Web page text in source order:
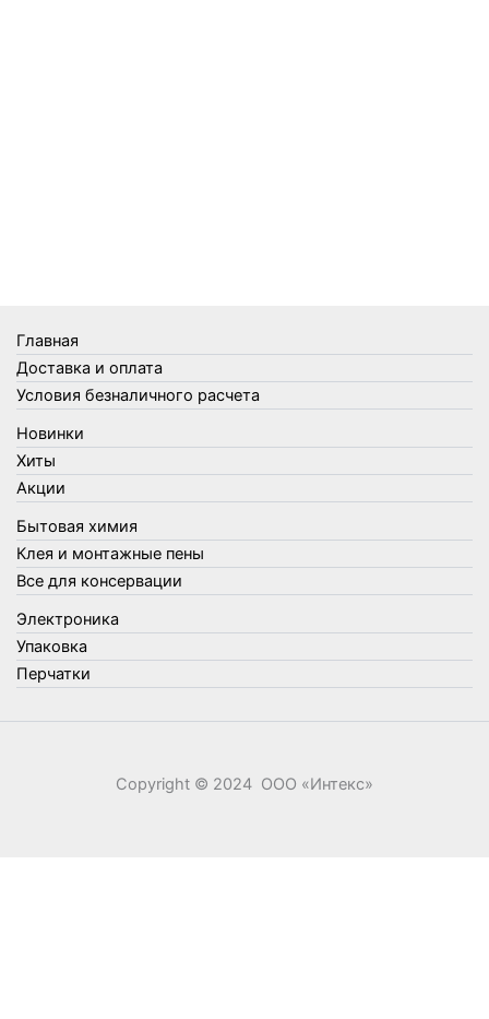
Товары для кухни
Товары для сада и огорода
Товары для туризма и отдыха
Упаковка
Утеплители и прочее
Фонари, лампы и удлинители
Хозяйственные товары
Швабры, стекломои, черенки и насадки
Шнуры, веревки и шпагаты
Электроника
Элементы питания
Главная
Доставка и оплата
Условия безналичного расчета
Новинки
Хиты
Акции
Бытовая химия
Клея и монтажные пены
Все для консервации
Электроника
Упаковка
Перчатки
Copyright © 2024 ООО «‎Интекс»‎